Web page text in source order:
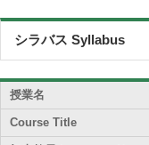
シラバス Syllabus
授業名
Course Title